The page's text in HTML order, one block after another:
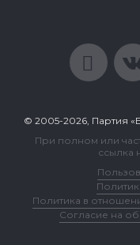
© 2005-2026, Партия
При полном или
ссылка
Политика в
Согласие на